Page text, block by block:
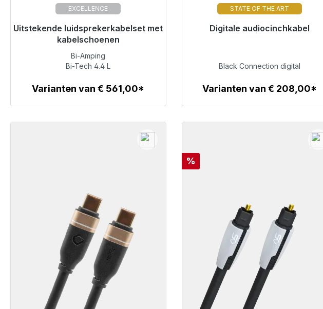
EXCELLENCE
Uitstekende luidsprekerkabelset met
kabelschoenen
Klaar voor onmiddellijke verzending,
levertijd 48 uur*
€ 633,00
Details
Bi-Amping
Bi-Tech 4.4 L
Varianten van € 561,00*
STATE OF THE ART
Digitale audiocinchkabel
Klaar voor onmiddellijke verzending,
€ 219,00
Details
Black Connection digital
Varianten van € 208,00*
Korting
%